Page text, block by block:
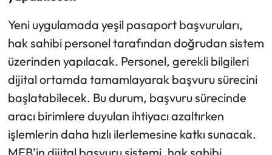
Yeni uygulamada yeşil pasaport başvuruları,
hak sahibi personel tarafından doğrudan sistem
üzerinden yapılacak. Personel, gerekli bilgileri
dijital ortamda tamamlayarak başvuru sürecini
başlatabilecek. Bu durum, başvuru sürecinde
aracı birimlere duyulan ihtiyacı azaltırken
işlemlerin daha hızlı ilerlemesine katkı sunacak.